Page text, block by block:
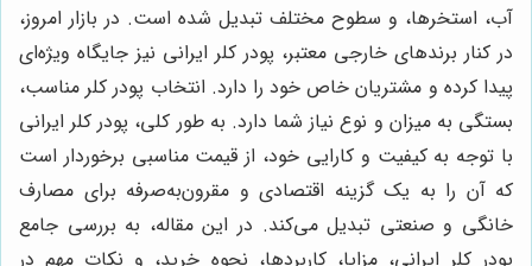
آب، استخرها، و سطوح مختلف تبدیل شده است. در بازار امروز،
در کنار برندهای خارجی معتبر، پودر کلر ایرانی نیز جایگاه ویژه‌ای
پیدا کرده و مشتریان خاص خود را دارد. انتخاب پودر کلر مناسب،
بستگی به میزان و نوع نیاز شما دارد. به طور کلی، پودر کلر ایرانی
با توجه به کیفیت و کارایی خود، از قیمت مناسبی برخوردار است
که آن را به یک گزینه اقتصادی و مقرون‌به‌صرفه برای مصارف
خانگی و صنعتی تبدیل می‌کند. در این مقاله، به بررسی جامع
پودر کلر ایرانی، مزایا، کاربردها، نحوه خرید، و نکات مهم در